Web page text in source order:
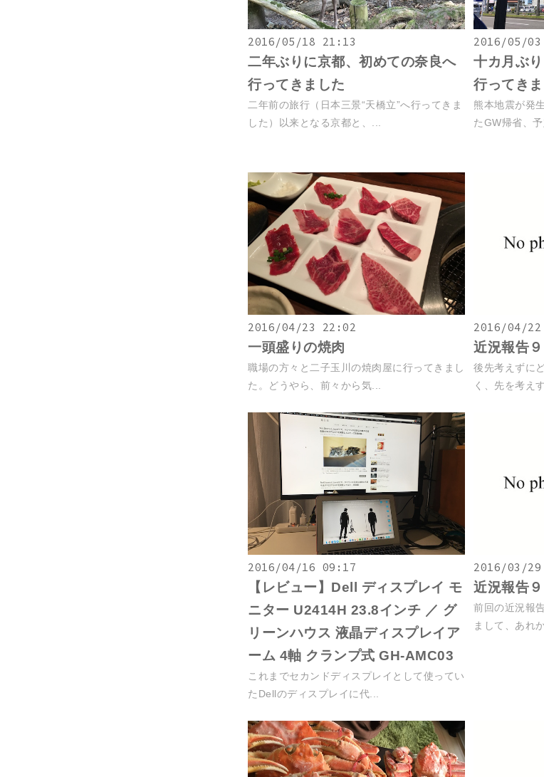
2016/05/18 21:13
二年ぶりに京都、初めての奈良へ
行ってきました
二年前の旅行（日本三景“天橋立”へ行ってきま
した）以来となる京都と、...
2016/05/
十カ月ぶ
行ってき
熊本地震が発
たGW帰省、
2016/04/23 22:02
一頭盛りの焼肉
職場の方々と二子玉川の焼肉屋に行ってきまし
た。どうやら、前々から気...
2016/04/
近況報告９
後先考えずに
く、先を考え
2016/04/16 09:17
【レビュー】Dell ディスプレイ モ
ニター U2414H 23.8インチ ／ グ
リーンハウス 液晶ディスプレイア
ーム 4軸 クランプ式 GH-AMC03
これまでセカンドディスプレイとして使ってい
たDellのディスプレイに代...
2016/03/
近況報告９
前回の近況報
まして、あれ